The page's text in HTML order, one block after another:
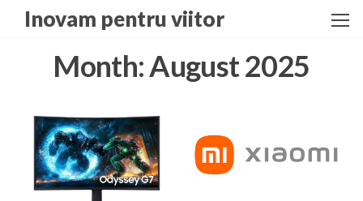
Inovam pentru viitor
Month:August 2025